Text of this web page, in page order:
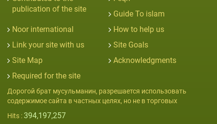
publication of the site
Guide To islam
Noor international
How to help us
Link your site with us
Site Goals
Site Map
Acknowledgments
Required for the site
Дорогой брат мусульманин, разрешается использовать
содержимое сайта в частных целях, но не в торговых
Hits : 394,197,257